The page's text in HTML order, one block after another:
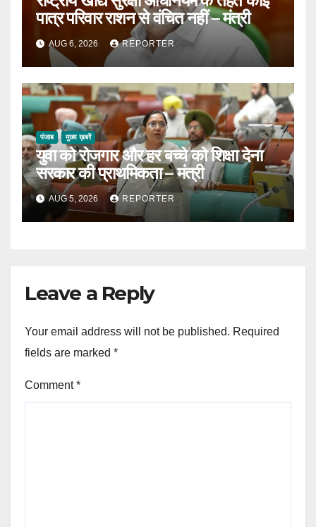
पात्र परिवार राशन से वंचित नहीं – मंत्री
AUG 6, 2026 REPORTER
पंजाब मुख्य ख़बरें
युवा को रोजगार और हर बच्चे को शिक्षा देना
सरकार की प्राथमिकता – मंत्री
AUG 5, 2026 REPORTER
Leave a Reply
Your email address will not be published. Required
fields are marked *
Comment*